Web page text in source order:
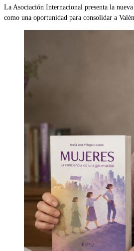
La Asociación Internacional presenta la
como una oportunidad para consolidar a